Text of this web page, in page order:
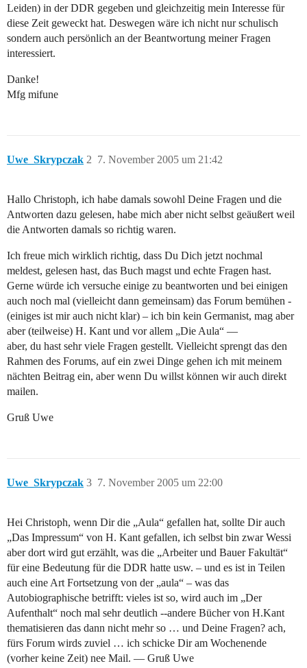
Leiden) in der DDR gegeben und gleichzeitig mein Interesse für
diese Zeit geweckt hat. Deswegen wäre ich nicht nur schulisch
sondern auch persönlich an der Beantwortung meiner Fragen
interessiert.
Danke!
Mfg mifune
Uwe_Skrypczak 7. November 2005 um 21:42
2
Hallo Christoph, ich habe damals sowohl Deine Fragen und die
Antworten dazu gelesen, habe mich aber nicht selbst geäußert weil
die Antworten damals so richtig waren.
Ich freue mich wirklich richtig, dass Du Dich jetzt nochmal
meldest, gelesen hast, das Buch magst und echte Fragen hast.
Gerne würde ich versuche einige zu beantworten und bei einigen
auch noch mal (vielleicht dann gemeinsam) das Forum bemühen -
(einiges ist mir auch nicht klar) – ich bin kein Germanist, mag aber
aber (teilweise) H. Kant und vor allem „Die Aula“ —
aber, du hast sehr viele Fragen gestellt. Vielleicht sprengt das den
Rahmen des Forums, auf ein zwei Dinge gehen ich mit meinem
nächten Beitrag ein, aber wenn Du willst können wir auch direkt
mailen.
Gruß Uwe
Uwe_Skrypczak 7. November 2005 um 22:00
3
Hei Christoph, wenn Dir die „Aula“ gefallen hat, sollte Dir auch
„Das Impressum“ von H. Kant gefallen, ich selbst bin zwar Wessi
aber dort wird gut erzählt, was die „Arbeiter und Bauer Fakultät“
für eine Bedeutung für die DDR hatte usw. – und es ist in Teilen
auch eine Art Fortsetzung von der „aula“ – was das
Autobiographische betrifft: vieles ist so, wird auch im „Der
Aufenthalt“ noch mal sehr deutlich --andere Bücher von H.Kant
thematisieren das dann nicht mehr so … und Deine Fragen? ach,
fürs Forum wirds zuviel … ich schicke Dir am Wochenende
(vorher keine Zeit) nee Mail. — Gruß Uwe